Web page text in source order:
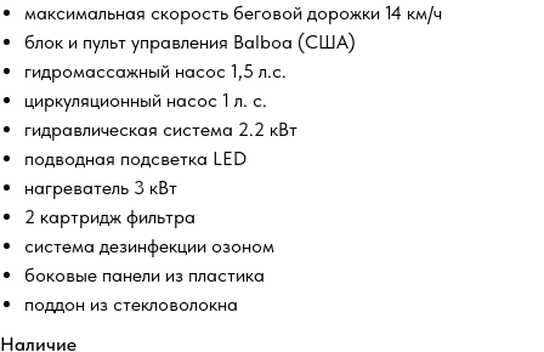
максимальная скорость беговой дорожки 14 км/ч
блок и пульт управления Balboa (США)
гидромассажный насос 1,5 л.с.
циркуляционный насос 1 л. с.
гидравлическая система 2.2 кВт
подводная подсветка LED
нагреватель 3 кВт
2 картридж фильтра
система дезинфекции озоном
боковые панели из пластика
поддон из стекловолокна
Наличие